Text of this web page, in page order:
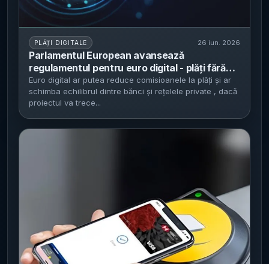
PLĂȚI DIGITALE 26 iun. 2026
Parlamentul European avansează
regulamentul pentru euro digital - plăți fără
comisioane pentru utilizatori și plafon de
3.000–4.000 euro în portofel
Euro digital ar putea reduce comisioanele la plăți și ar
schimba echilibrul dintre bănci și rețelele private , dacă
proiectul va trece...